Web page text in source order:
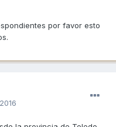
por favor esto